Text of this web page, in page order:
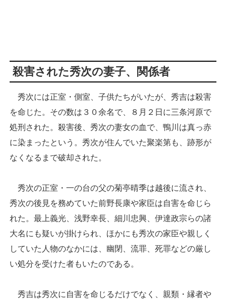
殺害された秀次の妻子、関係者
秀次には正室・側室、子供たちがいたが、秀吉は殺害
を命じた。その数は３０余名で、８月２日に三条河原で
処刑された。殺害後、秀次の妻女の血で、鴨川は真っ赤
に染まったという。秀次が住んでいた聚楽第も、跡形が
なくなるまで破却された。
秀次の正室・一の台の父の菊亭晴季は越後に流され、
秀次の後見を務めていた前野長康や家臣は自害を命じら
れた。最上義光、浅野幸長、細川忠興、伊達政宗らの諸
大名にも疑いが掛けられ、ほかにも秀次の家臣や親しく
していた人物のなかには、幽閉、流罪、死罪などの厳し
い処分を受けた者もいたのである。
秀吉は秀次に自害を命じるだけでなく、親類・縁者や